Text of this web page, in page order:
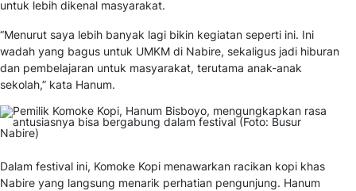
untuk lebih dikenal masyarakat.
“Menurut saya lebih banyak lagi bikin kegiatan seperti ini. Ini
wadah yang bagus untuk UMKM di Nabire, sekaligus jadi hiburan
dan pembelajaran untuk masyarakat, terutama anak-anak
sekolah,” kata Hanum.
Dalam festival ini, Komoke Kopi menawarkan racikan kopi khas
Nabire yang langsung menarik perhatian pengunjung. Hanum